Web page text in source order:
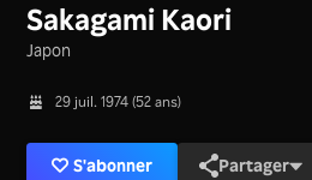
Sakagami Kaori
Japon
29 juil. 1974 (52 ans)
S'abonner Partager